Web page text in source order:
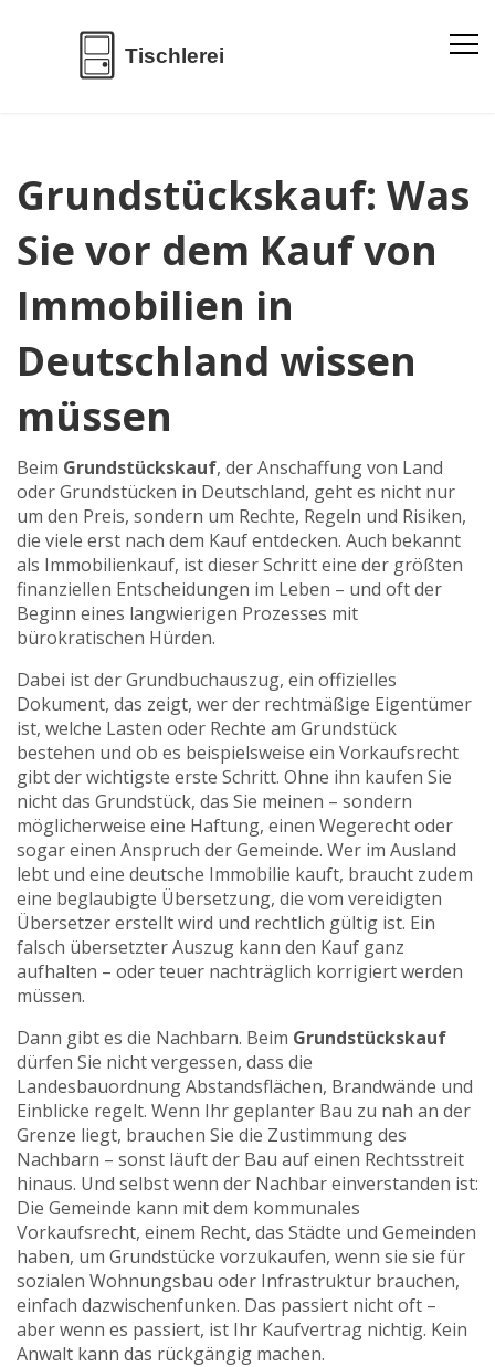
Grundstückskauf: Was
Sie vor dem Kauf von
Immobilien in
Deutschland wissen
müssen
Beim Grundstückskauf, der Anschaffung von Land
oder Grundstücken in Deutschland, geht es nicht nur
um den Preis, sondern um Rechte, Regeln und Risiken,
die viele erst nach dem Kauf entdecken. Auch bekannt
als Immobilienkauf, ist dieser Schritt eine der größten
finanziellen Entscheidungen im Leben – und oft der
Beginn eines langwierigen Prozesses mit
bürokratischen Hürden.
Dabei ist derGrundbuchauszug, ein offizielles
Dokument, das zeigt, wer der rechtmäßige Eigentümer
ist, welche Lasten oder Rechte am Grundstück
bestehen und ob es beispielsweise ein Vorkaufsrecht
gibtder wichtigste erste Schritt. Ohne ihn kaufen Sie
nicht das Grundstück, das Sie meinen – sondern
möglicherweise eine Haftung, einen Wegerecht oder
sogar einen Anspruch der Gemeinde. Wer im Ausland
lebt und eine deutsche Immobilie kauft, braucht zudem
eine beglaubigte Übersetzung, die vom vereidigten
Übersetzer erstellt wird und rechtlich gültig ist. Ein
falsch übersetzter Auszug kann den Kauf ganz
aufhalten – oder teuer nachträglich korrigiert werden
müssen.
Dann gibt es die Nachbarn. Beim Grundstückskauf
dürfen Sie nicht vergessen, dass die
Landesbauordnung Abstandsflächen, Brandwände und
Einblicke regelt. Wenn Ihr geplanter Bau zu nah an der
Grenze liegt, brauchen Sie die Zustimmung des
Nachbarn – sonst läuft der Bau auf einen Rechtsstreit
hinaus. Und selbst wenn der Nachbar einverstanden ist:
Die Gemeinde kann mit dem kommunales
Vorkaufsrecht, einem Recht, das Städte und Gemeinden
haben, um Grundstücke vorzukaufen, wenn sie sie für
sozialen Wohnungsbau oder Infrastruktur brauchen,
einfach dazwischenfunken. Das passiert nicht oft –
aber wenn es passiert, ist Ihr Kaufvertrag nichtig. Kein
Anwalt kann das rückgängig machen.